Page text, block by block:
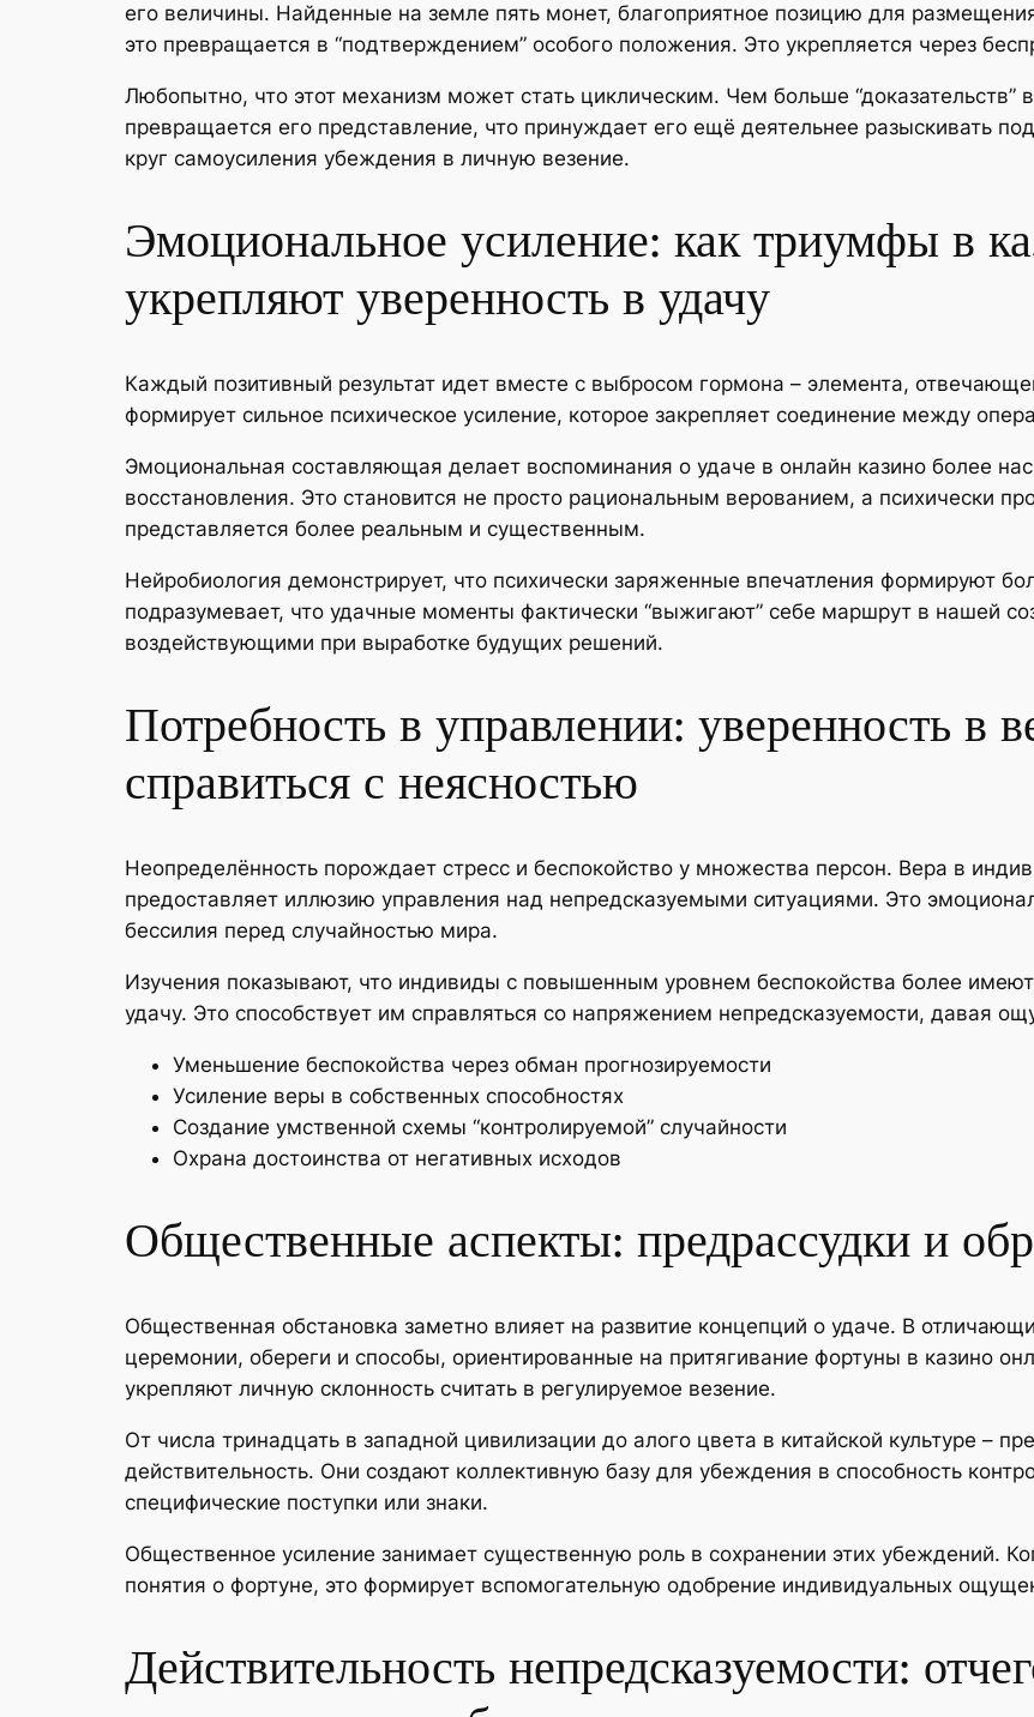
его величины. Найденные на земле пять монет, благоприятное позицию для
это превращается в “подтверждением” особого положения. Это укрепляется через
Любопытно, что этот механизм может стать циклическим. Чем больше
превращается его представление, что принуждает его ещё деятельнее разыскивать
круг самоусиления убеждения в личную везение.
Эмоциональное усиление: как триумфы в
укрепляют уверенность в удачу
Каждый позитивный результат идет вместе с выбросом гормона – элемента,
формирует сильное психическое усиление, которое закрепляет соединение между
Эмоциональная составляющая делает воспоминания о удаче в онлайн казино более
восстановления. Это становится не просто рациональным верованием, а психически
представляется более реальным и существенным.
Нейробиология демонстрирует, что психически заряженные впечатления формируют
подразумевает, что удачные моменты фактически “выжигают” себе маршрут в нашей
воздействующими при выработке будущих решений.
Потребность в управлении: уверенность в
справиться с неясностью
Неопределённость порождает стресс и беспокойство у множества персон. Вера в
предоставляет иллюзию управления над непредсказуемыми ситуациями. Это
бессилия перед случайностью мира.
Изучения показывают, что индивиды с повышенным уровнем беспокойства более
удачу. Это способствует им справляться со напряжением непредсказуемости, давая
Уменьшение беспокойства через обман прогнозируемости
Усиление веры в собственных способностях
Создание умственной схемы “контролируемой” случайности
Охрана достоинства от негативных исходов
Общественные аспекты: предрассудки и
Общественная обстановка заметно влияет на развитие концепций о удаче. В
церемонии, обереги и способы, ориентированные на притягивание фортуны в казино
укрепляют личную склонность считать в регулируемое везение.
От числа тринадцать в западной цивилизации до алого цвета в китайской культуре –
действительность. Они создают коллективную базу для убеждения в способность
специфические поступки или знаки.
Общественное усиление занимает существенную роль в сохранении этих убеждений.
понятия о фортуне, это формирует вспомогательную одобрение индивидуальных
Действительность непредсказуемости: